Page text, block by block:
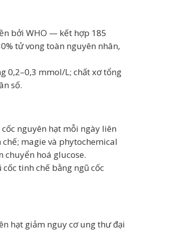
bởi WHO — kết hợp 185
tử vong toàn nguyên nhân,
0,2–0,3 mmol/L; chất xơ tổng
số.
nguyên hạt mỗi ngày liên
magie và phytochemical
chuyển hoá glucose.
tinh chế bằng ngũ cốc
hạt giảm nguy cơ ung thư đại